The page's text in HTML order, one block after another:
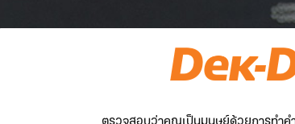
ตรวจสอบว่าคุณเป็นมนุษย์ด้วยการทำค